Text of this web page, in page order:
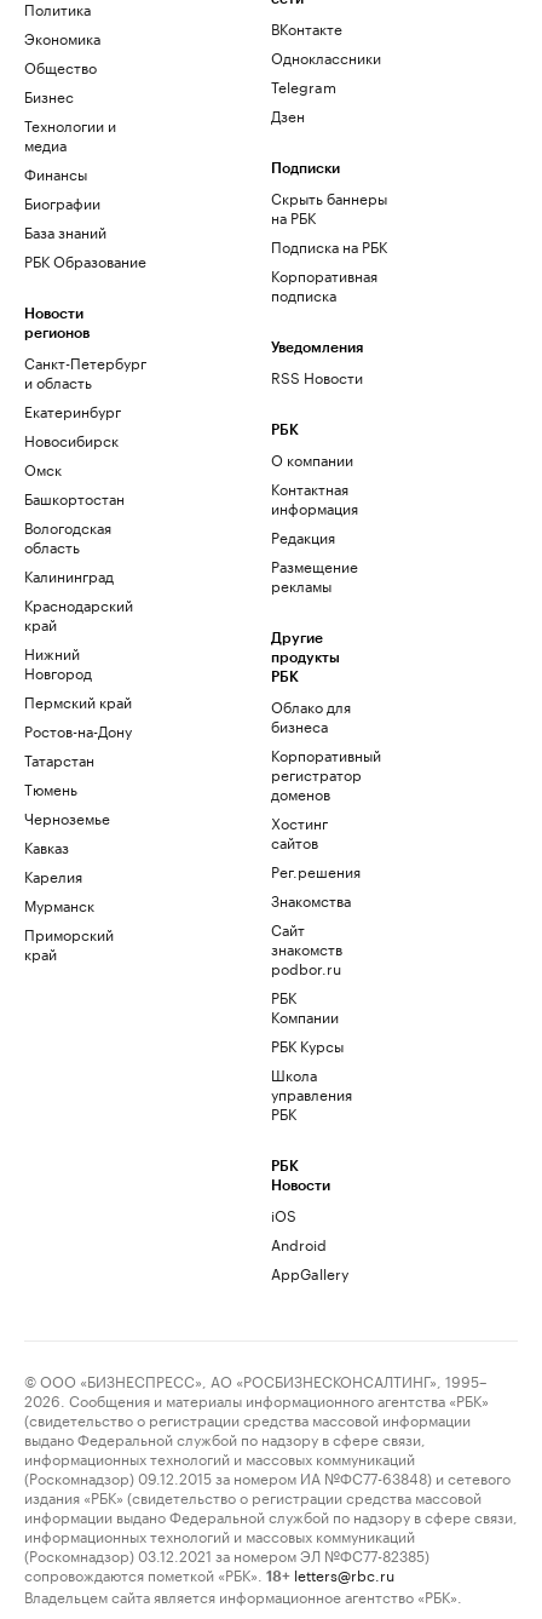
Политика
Экономика
Общество
Бизнес
Технологии и
медиа
Финансы
Биографии
База знаний
РБК Образование
Новости
регионов
Санкт-Петербург
и область
Екатеринбург
Новосибирск
Омск
Башкортостан
Вологодская
область
Калининград
Краснодарский
край
Нижний
Новгород
Пермский край
Ростов-на-Дону
Татарстан
Тюмень
Черноземье
Кавказ
Карелия
Мурманск
Приморский
край
ВКонтакте
Одноклассники
Telegram
Дзен
Подписки
Скрыть баннеры
на РБК
Подписка на РБК
Корпоративная
подписка
Уведомления
RSS Новости
РБК
О компании
Контактная
информация
Редакция
Размещение
рекламы
Другие
продукты
РБК
Облако для
бизнеса
Корпоративный
регистратор
доменов
Хостинг
сайтов
Рег.решения
Знакомства
Сайт
знакомств
podbor.ru
РБК
Компании
РБК Курсы
Школа
управления
РБК
РБК
Новости
iOS
Android
AppGallery
© ООО «БИЗНЕСПРЕСС», АО «РОСБИЗНЕСКОНСАЛТИНГ», 1995–
2026. Сообщения и материалы информационного агентства «РБК»
(свидетельство о регистрации средства массовой информации
выдано Федеральной службой по надзору в сфере связи,
информационных технологий и массовых коммуникаций
(Роскомнадзор) 09.12.2015 за номером ИА №ФС77-63848) и сетевого
издания «РБК» (свидетельство о регистрации средства массовой
информации выдано Федеральной службой по надзору в сфере связи,
информационных технологий и массовых коммуникаций
(Роскомнадзор) 03.12.2021 за номером ЭЛ №ФС77-82385)
сопровождаются пометкой «РБК».
18+ letters@rbc.ru
Владельцем сайта является информационное агентство «РБК».